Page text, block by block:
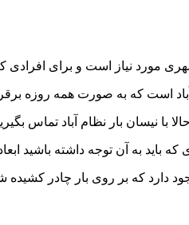
نیاز است و برای افرادی که
که به صورت همه روزه برقرار
با نیسان بار نظام آباد تماس
دارد که بر روی بار چادر